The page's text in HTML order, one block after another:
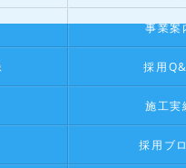
事業案
採用
施工実
採用ブ